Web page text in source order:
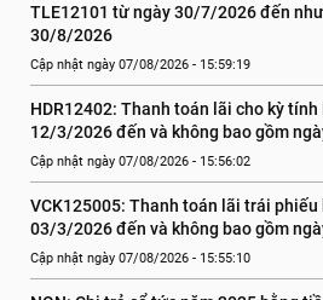
TLE12101 từ ngày 30/7/2026 đến
30/8/2026
Cập nhật ngày 07/08/2026 - 15:59:19
HDR12402: Thanh toán lãi cho kỳ
12/3/2026 đến và không bao gồm
Cập nhật ngày 07/08/2026 - 15:56:02
VCK125005: Thanh toán lãi trái phiếu
03/3/2026 đến và không bao gồm
Cập nhật ngày 07/08/2026 - 15:55:10